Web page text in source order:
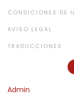
CONDICIONES DE
AVISO LEGAL
TRADUCCIONES
Admin